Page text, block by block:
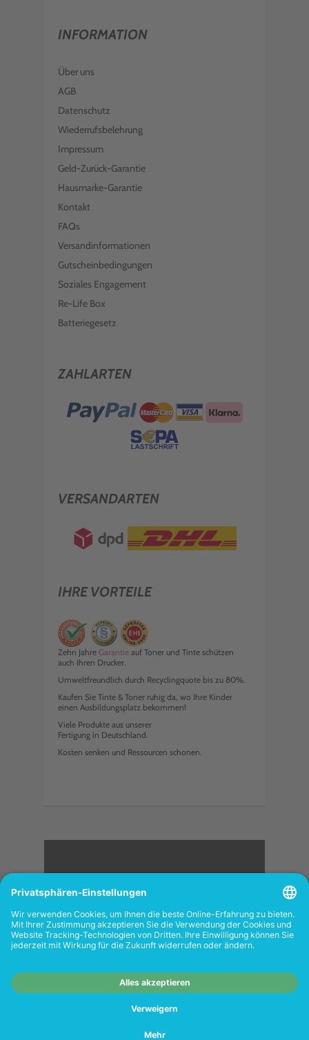
INFORMATION
Über uns
AGB
Datenschutz
Wiederrufsbelehrung
Impressum
Geld-Zurück-Garantie
Hausmarke-Garantie
Kontakt
FAQs
Versandinformationen
Gutscheinbedingungen
Soziales Engagement
Re-Life Box
Batteriegesetz
ZAHLARTEN
VERSANDARTEN
IHRE VORTEILE
Zehn Jahre Garantie auf Toner und Tinte schützen
auch Ihren Drucker.
Umweltfreundlich durch Recyclingquote bis zu 80%.
Kaufen Sie Tinte & Toner ruhig da, wo Ihre Kinder
einen Ausbildungsplatz bekommen!
Viele Produkte aus unserer
Fertigung in Deutschland.
Kosten senken und Ressourcen schonen.
<
FOLGEN SIE UNS
Shops richtet sich nicht an Wiederverkäufer.